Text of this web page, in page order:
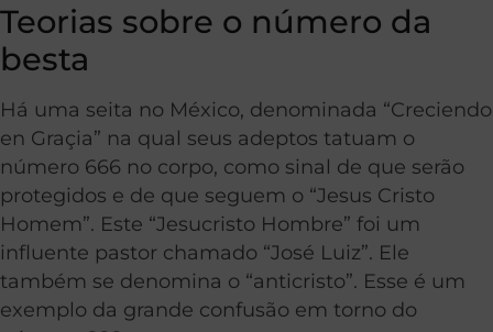
Teorias sobre o número da
besta
Há uma seita no México, denominada “Creciendo
en Graçia” na qual seus adeptos tatuam o
número 666 no corpo, como sinal de que serão
protegidos e de que seguem o “Jesus Cristo
Homem”. Este “Jesucristo Hombre” foi um
influente pastor chamado “José Luiz”. Ele
também se denomina o “anticristo”. Esse é um
exemplo da grande confusão em torno do